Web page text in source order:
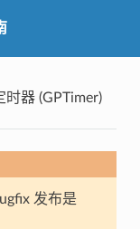
时器 (GPTimer)
发布是